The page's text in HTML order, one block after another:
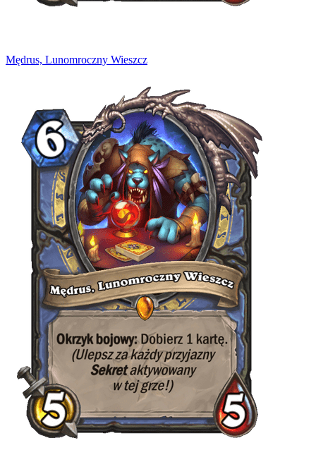
Mędrus, Lunomroczny Wieszcz